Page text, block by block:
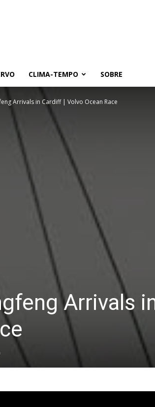
CLIMA-TEMPO SOBRE
Arrivals in Cardiff | Volvo Ocean Race
Arrivals